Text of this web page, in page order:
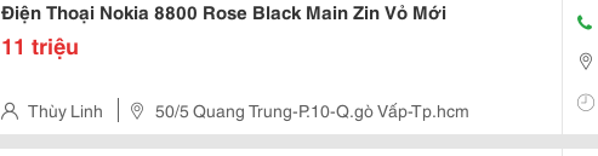
Điện Thoại Nokia 8800 Rose Black Main Zin Vỏ Mới
11 triệu
Thùy Linh 50/5 Quang Trung-P.10-Q.gò Vấp-Tp.hcm